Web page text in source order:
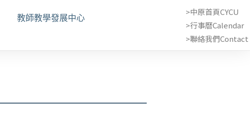
教師教學發展中心
>中原首頁CYCU
>行事曆Calendar
>聯絡我們Contact